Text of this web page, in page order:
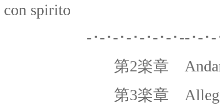
con spirito
-･-･-･-･-･-･-･--･-
第2楽章
第3楽章